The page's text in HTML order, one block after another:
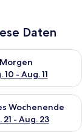
Daten
Aug. 9 - Aug.
Morgen
10 - Aug. 11
Verfügbarkeit
Aug. 14
Wochenende
21 - Aug. 23
Verfügbarkeit